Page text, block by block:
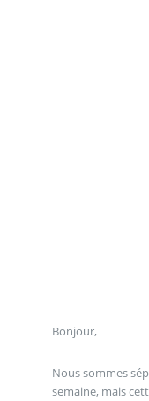
Bonjour,
Nous sommes
semaine, mais